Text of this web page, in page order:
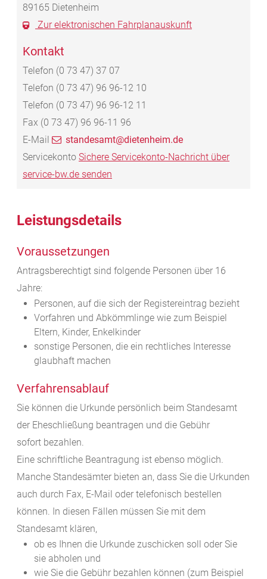
89165 Dietenheim
Zur elektronischen Fahrplanauskunft
Kontakt
Telefon (0 73 47) 37 07
Telefon (0 73 47) 96 96-12 10
Telefon (0 73 47) 96 96-12 11
Fax (0 73 47) 96 96-11 96
E-Mail
standesamt@dietenheim.de
Servicekonto Sichere Servicekonto-Nachricht über
service-bw.de senden
Leistungsdetails
Voraussetzungen
Antragsberechtigt sind folgende Personen über 16
Jahre:
Personen, auf die sich der Registereintrag bezieht
Vorfahren und Abkömmlinge wie zum Beispiel
Eltern, Kinder, Enkelkinder
sonstige Personen, die ein rechtliches Interesse
glaubhaft machen
Verfahrensablauf
Sie können die Urkunde persönlich beim Standesamt
der Eheschließung beantragen und die Gebühr
sofort bezahlen.
Eine schriftliche Beantragung ist ebenso möglich.
Manche Standesämter bieten an, dass Sie die Urkunden
auch durch Fax, E-Mail oder telefonisch bestellen
können. In diesen Fällen müssen Sie mit dem
Standesamt klären,
ob es Ihnen die Urkunde zuschicken soll oder Sie
sie abholen und
wie Sie die Gebühr bezahlen können (zum Beispiel